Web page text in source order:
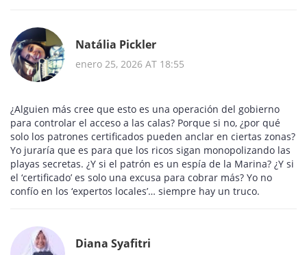
Natália Pickler
enero 25, 2026 AT 18:55
¿Alguien más cree que esto es una operación del gobierno
para controlar el acceso a las calas? Porque si no, ¿por qué
solo los patrones certificados pueden anclar en ciertas zonas?
Yo juraría que es para que los ricos sigan monopolizando las
playas secretas. ¿Y si el patrón es un espía de la Marina? ¿Y si
el ‘certificado’ es solo una excusa para cobrar más? Yo no
confío en los ‘expertos locales’… siempre hay un truco.
Diana Syafitri